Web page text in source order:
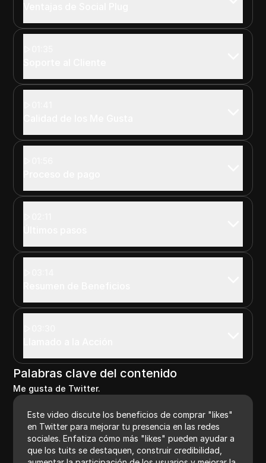
Palabras clave del contenido
Me gusta de Twitter.
Este video discute los beneficios de comprar "likes"
en Twitter para mejorar tu presencia en las redes
sociales. Enfatiza cómo más "likes" pueden ayudar a
que los tuits se destaquen, construir credibilidad,